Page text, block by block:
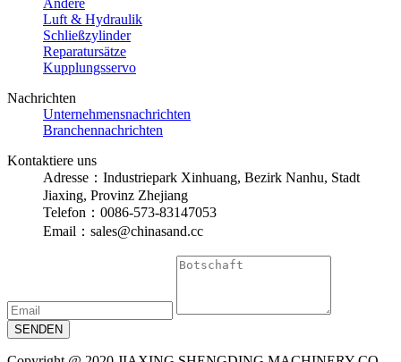
Luft & Hydraulik
Schließzylinder
Reparatursätze
Kupplungsservo
Nachrichten
Unternehmensnachrichten
Branchennachrichten
Kontaktiere uns
Adresse：Industriepark Xinhuang, Bezirk Nanhu, Stadt
Jiaxing, Provinz Zhejiang
Telefon：0086-573-83147053
Email：sales@chinasand.cc